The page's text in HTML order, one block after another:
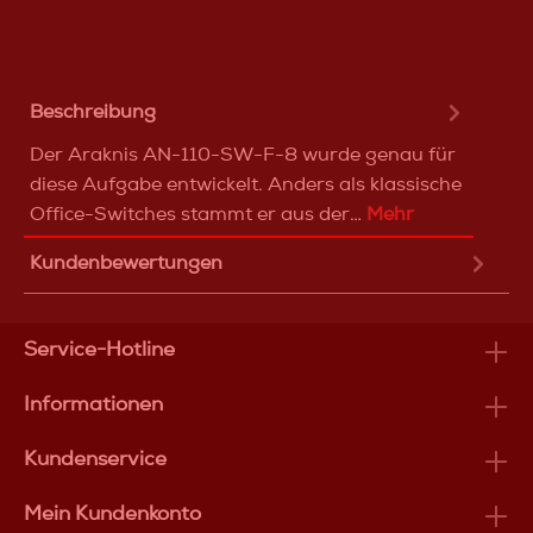
Beschreibung
Der Araknis AN-110-SW-F-8 wurde genau für
diese Aufgabe entwickelt. Anders als klassische
Office-Switches stammt er aus der… Mehr
Kundenbewertungen
Service-Hotline
Informationen
Kundenservice
Mein Kundenkonto